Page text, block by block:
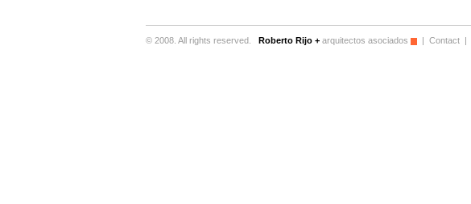
© 2008. All rights reserved. Roberto Rijo + arquitectos asociados | Contact |